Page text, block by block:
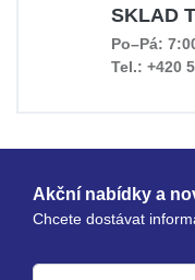
SKLAD
Po–Pá:
Tel.: +420
Akční nabídky a
Chcete dostávat